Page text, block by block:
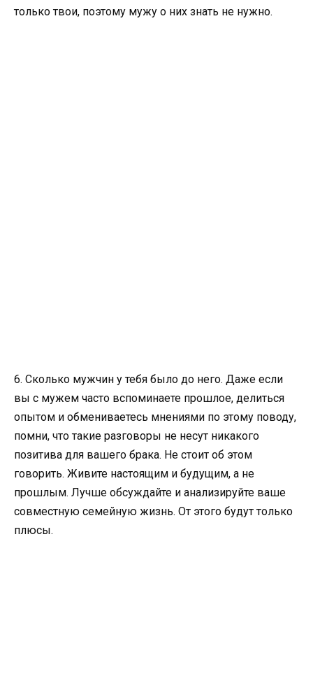
только твои, поэтому мужу о них знать не нужно.
6. Сколько мужчин у тебя было до него. Даже если
вы с мужем часто вспоминаете прошлое, делиться
опытом и обмениваетесь мнениями по этому поводу,
помни, что такие разговоры не несут никакого
позитива для вашего брака. Не стоит об этом
говорить. Живите настоящим и будущим, а не
прошлым. Лучше обсуждайте и анализируйте ваше
совместную семейную жизнь. От этого будут только
плюсы.